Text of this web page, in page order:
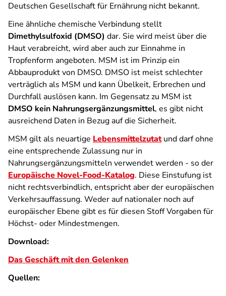
Deutschen Gesellschaft für Ernährung nicht bekannt.
Eine ähnliche chemische Verbindung stellt
Dimethylsulfoxid (DMSO) dar. Sie wird meist über die
Haut verabreicht, wird aber auch zur Einnahme in
Tropfenform angeboten. MSM ist im Prinzip ein
Abbauprodukt von DMSO. DMSO ist meist schlechter
verträglich als MSM und kann Übelkeit, Erbrechen und
Durchfall auslösen kann. Im Gegensatz zu MSM ist
DMSO kein Nahrungsergänzungsmittel, es gibt nicht
ausreichend Daten in Bezug auf die Sicherheit.
MSM gilt als neuartige Lebensmittelzutatund darf ohne
eine entsprechende Zulassung nur in
Nahrungsergänzungsmitteln verwendet werden - so der
Europäische Novel-Food-Katalog. Diese Einstufung ist
nicht rechtsverbindlich, entspricht aber der europäischen
Verkehrsauffassung. Weder auf nationaler noch auf
europäischer Ebene gibt es für diesen Stoff Vorgaben für
Höchst- oder Mindestmengen.
Download:
Das Geschäft mit den Gelenken
Quellen: